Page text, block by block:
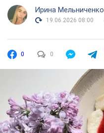
Ирина Мельниченко
19.06.2026 08:00
0 0